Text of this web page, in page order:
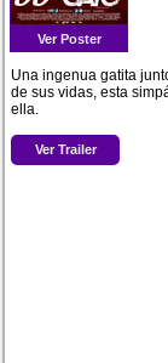
Ver Poster
Una ingenua gatita
de sus vidas, esta
ella.
Ver Trailer